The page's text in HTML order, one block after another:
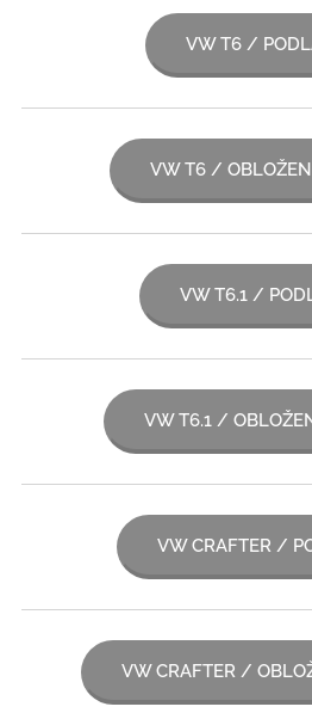
VW T6 /
VW T6 /
VW T6.1 /
VW T6.1 /
VW CRAFTER /
VW CRAFTER /